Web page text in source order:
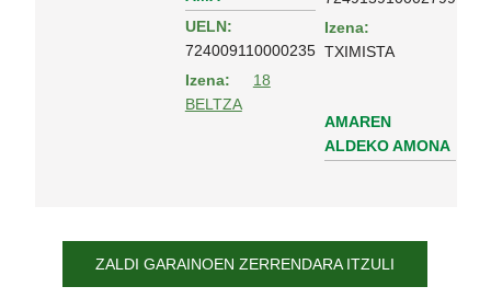
UELN:
724009110000235
Izena:
18
BELTZA
Izena:
TXIMISTA
AMAREN
ALDEKO AMONA
ZALDI GARAINOEN ZERRENDARA ITZULI